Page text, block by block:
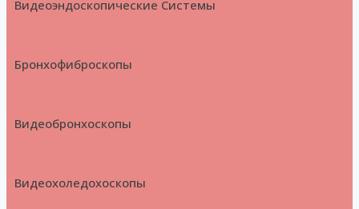
Видеоэндоскопические Системы
Бронхофиброскопы
Видеобронхоскопы
Видеохоледохоскопы